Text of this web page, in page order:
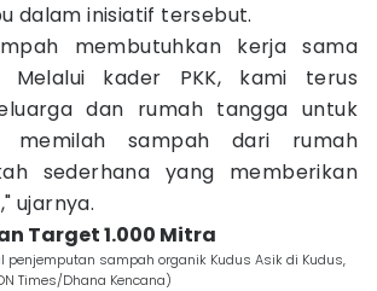
dalam inisiatif tersebut.
membutuhkan kerja sama
Melalui kader PKK, kami terus
dan rumah tangga untuk
memilah sampah dari rumah
sederhana yang memberikan
ujarnya.
Target 1.000 Mitra
penjemputan sampah organik Kudus Asik di Kudus,
Times/Dhana Kencana)